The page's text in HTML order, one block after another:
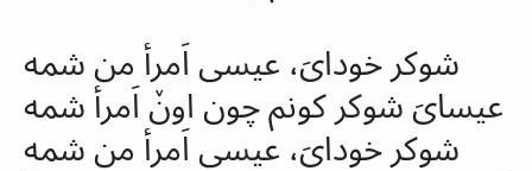
شوکر خودایَ، عیسی اَمرأ من شمه
عیسایَ شوکر کونم چون اونٚ اَمرأ شمه
شوکر خودایَ، عیسی اَمرأ من شمه